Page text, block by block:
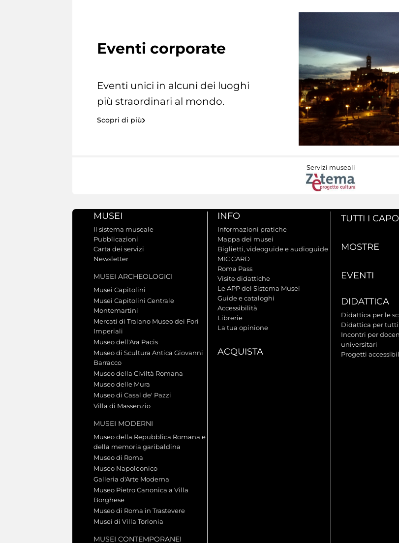
Eventi corporate
Eventi unici in alcuni dei luoghi
più straordinari al mondo.
Scopri di più
Servizi museali
MUSEI
Il sistema museale
Pubblicazioni
Carta dei servizi
Newsletter
MUSEI ARCHEOLOGICI
Musei Capitolini
Musei Capitolini Centrale
Montemartini
Mercati di Traiano Museo dei Fori
Imperiali
Museo dell'Ara Pacis
Museo di Scultura Antica Giovanni
Barracco
Museo della Civiltà Romana
Museo delle Mura
Museo di Casal de' Pazzi
Villa di Massenzio
MUSEI MODERNI
Museo della Repubblica Romana e
della memoria garibaldina
Museo di Roma
Museo Napoleonico
Galleria d'Arte Moderna
Museo Pietro Canonica a Villa
Borghese
Museo di Roma in Trastevere
Musei di Villa Torlonia
MUSEI CONTEMPORANEI
INFO
Informazioni pratiche
Mappa dei musei
Biglietti, videoguide e audioguide
MIC CARD
Roma Pass
Visite didattiche
Le APP del Sistema Musei
Guide e cataloghi
Accessibilità
Librerie
La tua opinione
ACQUISTA
TUTTI I
MOSTRE
EVENTI
DIDATTICA
Didattica per le
Didattica per tutti
Incontri per
universitari
Progetti